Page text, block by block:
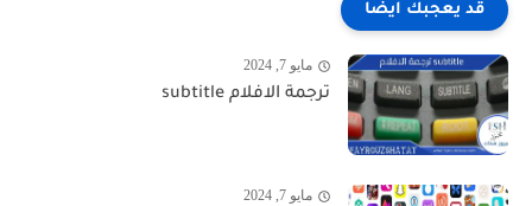
قد يعجبك ايضا
مايو 7, 2024
ترجمة الافلام subtitle
مايو 7, 2024